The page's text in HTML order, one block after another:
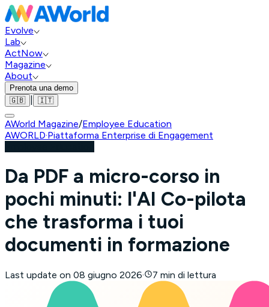
Evolve
Lab
ActNow
Magazine
About
Prenota una demo
🇬🇧
🇮🇹
AWorld Magazine/Employee Education
AWORLD·Piattaforma Enterprise di Engagement
Da PDF a micro-corso in
pochi minuti: l'AI Co-pilota
che trasforma i tuoi
documenti in formazione
Last update on 08 giugno 2026· 7 min di lettura